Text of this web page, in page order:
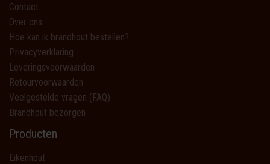
Contact
Over ons
Hoe kan ik brandhout bestellen?
Privacyverklaring
Leveringsvoorwaarden
Retourvoorwaarden
Veelgestelde vragen (FAQ)
Brandhout bezorgen
Producten
Eikenhout